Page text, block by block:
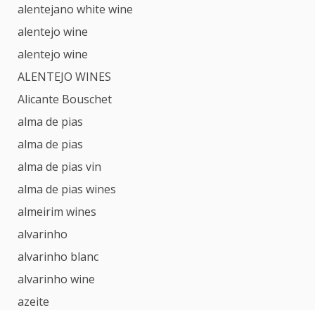
alentejano white wine
alentejo wine
alentejo wine
ALENTEJO WINES
Alicante Bouschet
alma de pias
alma de pias
alma de pias vin
alma de pias wines
almeirim wines
alvarinho
alvarinho blanc
alvarinho wine
azeite